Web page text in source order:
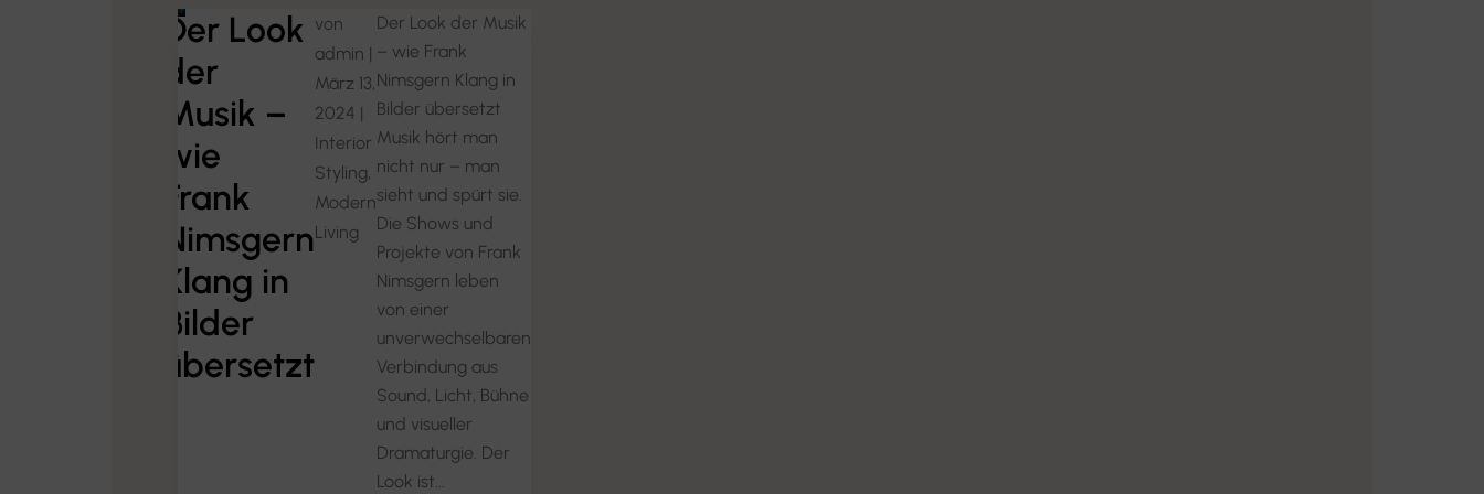
Der Look
der
Musik –
wie
Frank
Nimsgern
Klang in
Bilder
übersetzt
von
admin |
März 13,
2024 |
Interior
Styling,
Modern
Living
Der Look der Musik
– wie Frank
Nimsgern Klang in
Bilder übersetzt
Musik hört man
nicht nur – man
sieht und spürt sie.
Die Shows und
Projekte von Frank
Nimsgern leben
von einer
unverwechselbaren
Verbindung aus
Sound, Licht, Bühne
und visueller
Dramaturgie. Der
Look ist...